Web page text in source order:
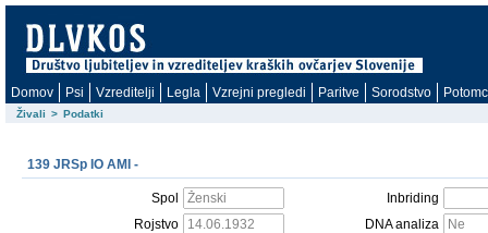
Domov Psi Vzreditelji Legla Vzrejni pregledi Paritve Sorodstvo
Živali > Podatki
139 JRSp IO AMI -
Spol
Inbriding
Rojstvo
DNA analiza